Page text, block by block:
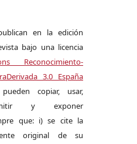
en la edición
bajo una licencia
Reconocimiento-
3.0 España
copiar, usar,
y exponer
que: i) se cite la
original de su